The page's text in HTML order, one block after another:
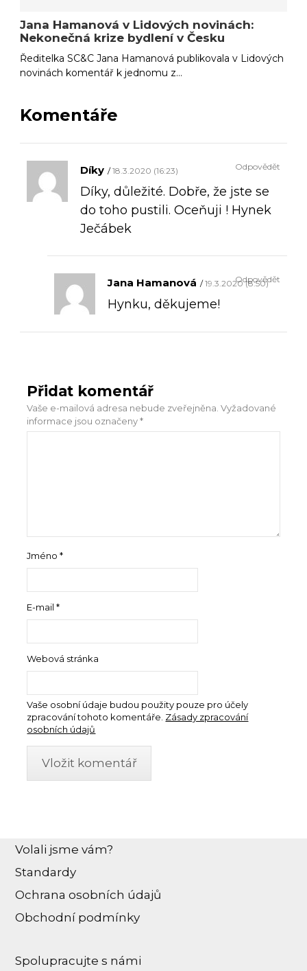
Jana Hamanová v Lidových novinách:
Nekonečná krize bydlení v Česku
Ředitelka SC&C Jana Hamanová publikovala v Lidových
novinách komentář k jednomu z…
Komentáře
Díky 18.3.2020 (16:23)
Díky, důležité. Dobře, že jste se
do toho pustili. Oceňuji ! Hynek
Ječábek
Odpovědět
Jana Hamanová 19.3.2020 (8:50)
Hynku, děkujeme!
Odpovědět
Přidat komentář
Vaše e-mailová adresa nebude zveřejněna. Vyžadované
informace jsou označeny*
Jméno*
E-mail*
Webová stránka
Vaše osobní údaje budou použity pouze pro účely
zpracování tohoto komentáře. Zásady zpracování
osobních údajů
Volali jsme vám?
Standardy
Ochrana osobních údajů
Obchodní podmínky
Spolupracujte s námi